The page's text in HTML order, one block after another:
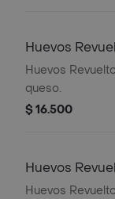
Huevos
queso.
Huevos
queso.
$ 16.500
Huevos
queso.
Huevos